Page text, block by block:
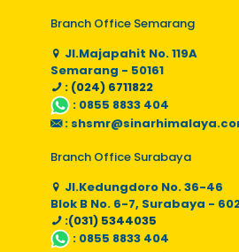
Branch Office Semarang
Jl.Majapahit No. 119A
Semarang - 50161
: (024) 6711822
: 0855 8833 404
:
Branch Office Surabaya
Jl.Kedungdoro No. 36-46
Blok B No. 6-7, Surabaya -
:(031) 5344035
: 0855 8833 404